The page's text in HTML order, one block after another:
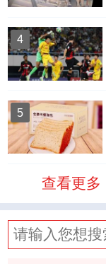
4
5
查看更多